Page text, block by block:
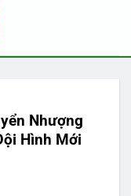
Nhượng
Hình Mới